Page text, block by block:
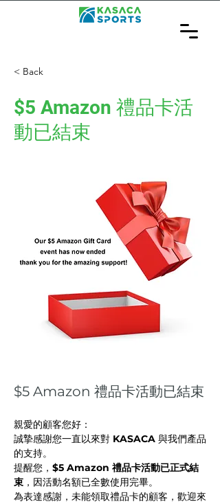
< Back
$5 Amazon 禮品卡活
動已結束
$5 Amazon 禮品卡活動已結束
親愛的顧客您好：
誠摯感謝您一直以來對 KASACA 與我們產品
的支持。
提醒您， $5 Amazon 禮品卡活動已正式結
束 ，因活動名額已全數使用完畢。
為表達感謝，未能領取禮品卡的顧客，歡迎來